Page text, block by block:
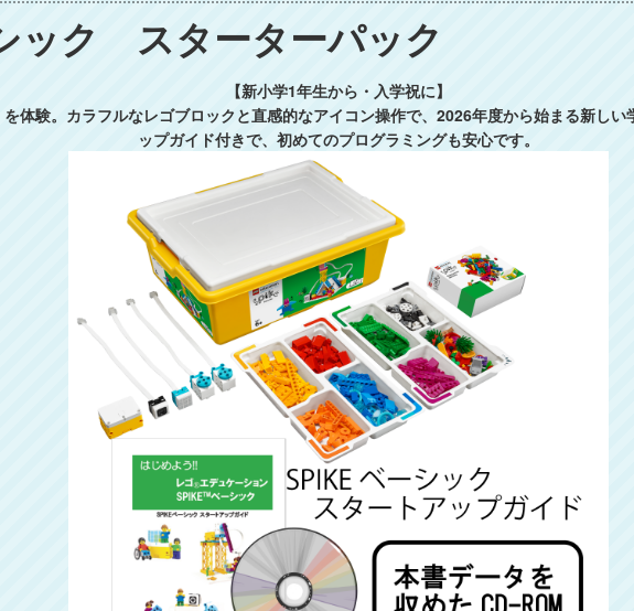
ック スターターパック
【新小学1年生から・入学祝に】
体験。カラフルなレゴブロックと直感的なアイコン操作で、2026年度から始まる新し
ップガイド付きで、初めてのプログラミングも安心です。